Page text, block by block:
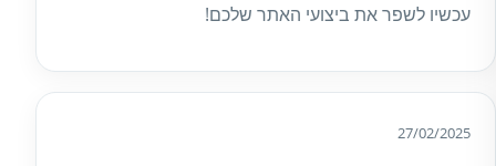
עכשיו לשפר את ביצועי האתר שלכם!
27/02/2025